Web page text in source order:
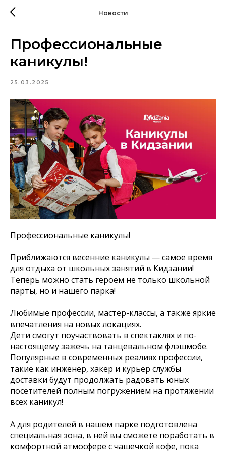
Новости
Профессиональные
каникулы!
25.03.2025
Профессиональные каникулы!
Приближаются весенние каникулы — самое время
для отдыха от школьных занятий в Кидзании!
Теперь можно стать героем не только школьной
парты, но и нашего парка!
Любимые профессии, мастер-классы, а также яркие
впечатления на новых локациях.
Дети смогут поучаствовать в спектаклях и по-
настоящему зажечь на танцевальном флэшмобе.
Популярные в современных реалиях профессии,
такие как инженер, хакер и курьер службы
доставки будут продолжать радовать юных
посетителей полным погружением на протяжении
всех каникул!
А для родителей в нашем парке подготовлена
специальная зона, в ней вы сможете поработать в
комфортной атмосфере с чашечкой кофе, пока